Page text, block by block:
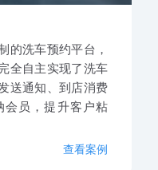
的洗车预约平台，
全自主实现了洗车
送通知、到店消费
会员，提升客户粘
查看案例